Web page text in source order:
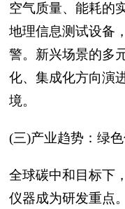
空气质量、能耗的
地理信息测试设备
警。新兴场景的多
化、集成化方向演
境。
(三)产业趋势：绿
全球碳中和目标下
仪器成为研发重点